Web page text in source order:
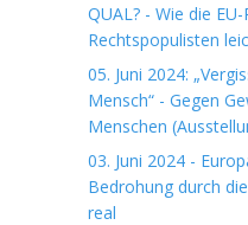
QUAL? - Wie die
Rechtspopulisten
05. Juni 2024:
Mensch“ - Gegen
Menschen
03. Juni 2024 -
Bedrohung durch
real